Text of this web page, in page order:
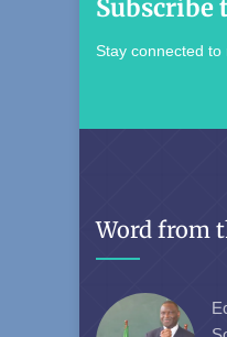
Subscribe
Stay connected to
Word from